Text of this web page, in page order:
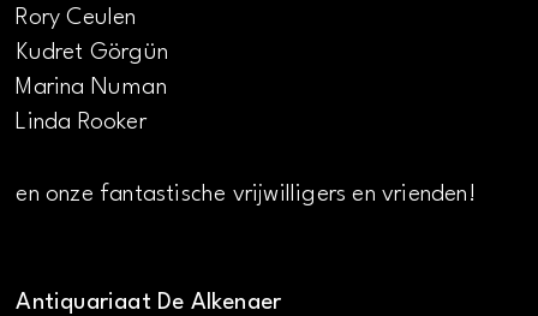
Rory Ceulen
Kudret Görgün
Marina Numan
Linda Rooker
en onze fantastische vrijwilligers en vrienden!
Antiquariaat De Alkenaer